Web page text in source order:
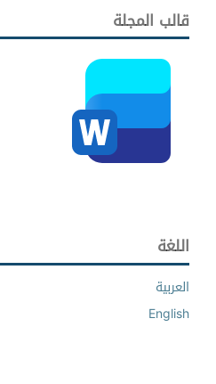
قالب المجلة
اللغة
العربية
English